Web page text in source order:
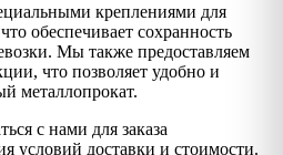
креплениями для
обеспечивает сохранность
Мы также предоставляем
что позволяет удобно и
металлопрокат.
с нами для заказа
условий доставки и стоимости.